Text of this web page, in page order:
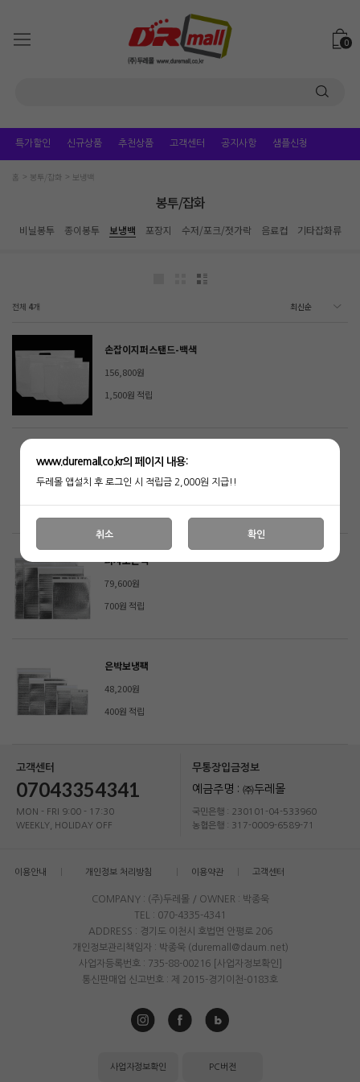
0
특가할인 신규상품 추천상품 고객센터 공지사항 샘플신청
홈 봉투/잡화 보냉백
봉투/잡화
비닐봉투 종이봉투 보냉백 포장지 수저/포크/젓가락 음료컵 기타잡화류
전체 4개
손잡이지퍼스탠드-백색
156,800원
1,500원 적립
손잡이지퍼스탠드-은박
113,800원
피자보온백
79,600원
700원 적립
은박보냉팩
48,200원
400원 적립
고객센터
07043354341
MON - FRI 9:00 - 17:30
WEEKLY, HOLIDAY OFF
무통장입금정보
예금주명 : ㈜두레몰
국민은행 : 230101-04-533960
농협은행 : 317-0009-6589-71
이용안내 개인정보 처리방침 이용약관 고객센터
COMPANY : (주)두레몰 / OWNER : 박종욱
TEL : 070-4335-4341
ADDRESS : 경기도 이천시 호법면 안평로 206
개인정보관리책임자 : 박종욱 (duremall@daum.net)
사업자등록번호 : 735-88-00216
[사업자정보확인]
통신판매업 신고번호 : 제 2015-경기이천-0183호
사업자정보확인 PC버전
www.duremall.co.kr의 페이지 내용:
두레몰 앱설치 후 로그인 시 적립금 2,000원 지급!!
취소 확인